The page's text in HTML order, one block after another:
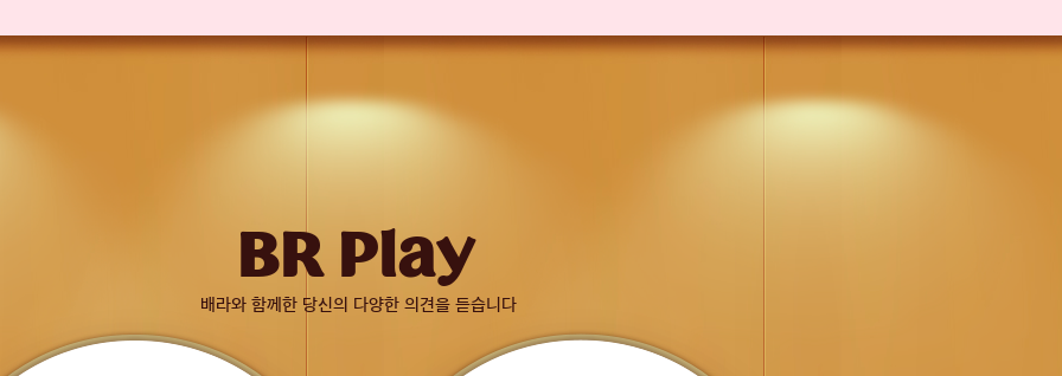
BR Play
배라와 함께한 당신의 다양한 의견을 듣습니다